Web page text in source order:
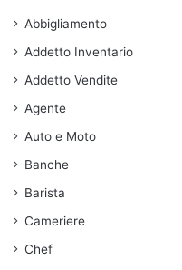
Abbigliamento
Addetto Inventario
Addetto Vendite
Agente
Auto e Moto
Banche
Barista
Cameriere
Chef